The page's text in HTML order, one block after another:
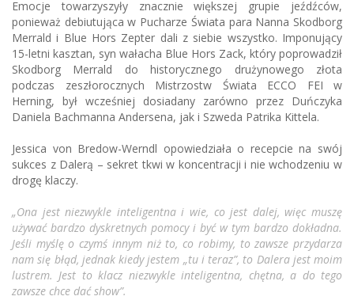
Emocje towarzyszyły znacznie większej grupie jeźdźców,
ponieważ debiutująca w Pucharze Świata para Nanna Skodborg
Merrald i Blue Hors Zepter dali z siebie wszystko. Imponujący
15-letni kasztan, syn wałacha Blue Hors Zack, który poprowadził
Skodborg Merrald do historycznego drużynowego złota
podczas zeszłorocznych Mistrzostw Świata ECCO FEI w
Herning, był wcześniej dosiadany zarówno przez Duńczyka
Daniela Bachmanna Andersena, jak i Szweda Patrika Kittela.
Jessica von Bredow-Werndl opowiedziała o recepcie na swój
sukces z Dalerą – sekret tkwi w koncentracji i nie wchodzeniu w
drogę klaczy.
„Ona jest niezwykle inteligentna i wie, co jest dalej, więc muszę
używać bardzo dyskretnych pomocy i być w tym bardzo dokładna.
Jeśli myślę o czymś innym niż to, co robimy, to zawsze przydarza
nam się błąd, jednak kiedy jestem „tu i teraz”, to Dalera jest moim
lustrem. Jest to klacz niezwykle inteligentna, chętna, a do tego
zawsze chce dać show”.